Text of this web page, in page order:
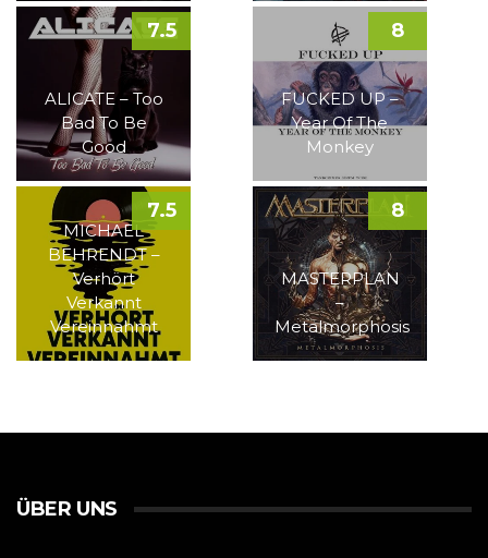
ALICATE – Too
Bad To Be
Good
7.5
FUCKED UP –
Year Of The
Monkey
8
MICHAEL
BEHRENDT –
Verhört
Verkannt
Vereinnahmt
7.5
MASTERPLAN
–
Metalmorphosis
8
ÜBER UNS